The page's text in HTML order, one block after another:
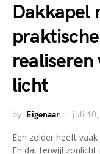
Dakkapel
licht
by Eigenaar juli
Een zolder heeft
En dat terwijl